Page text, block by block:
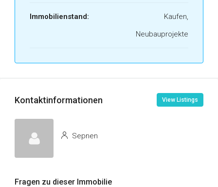
Immobilienstand:
Kaufen,
Neubauprojekte
Kontaktinformationen View Listings
Sepnen
Fragen zu dieser Immobilie